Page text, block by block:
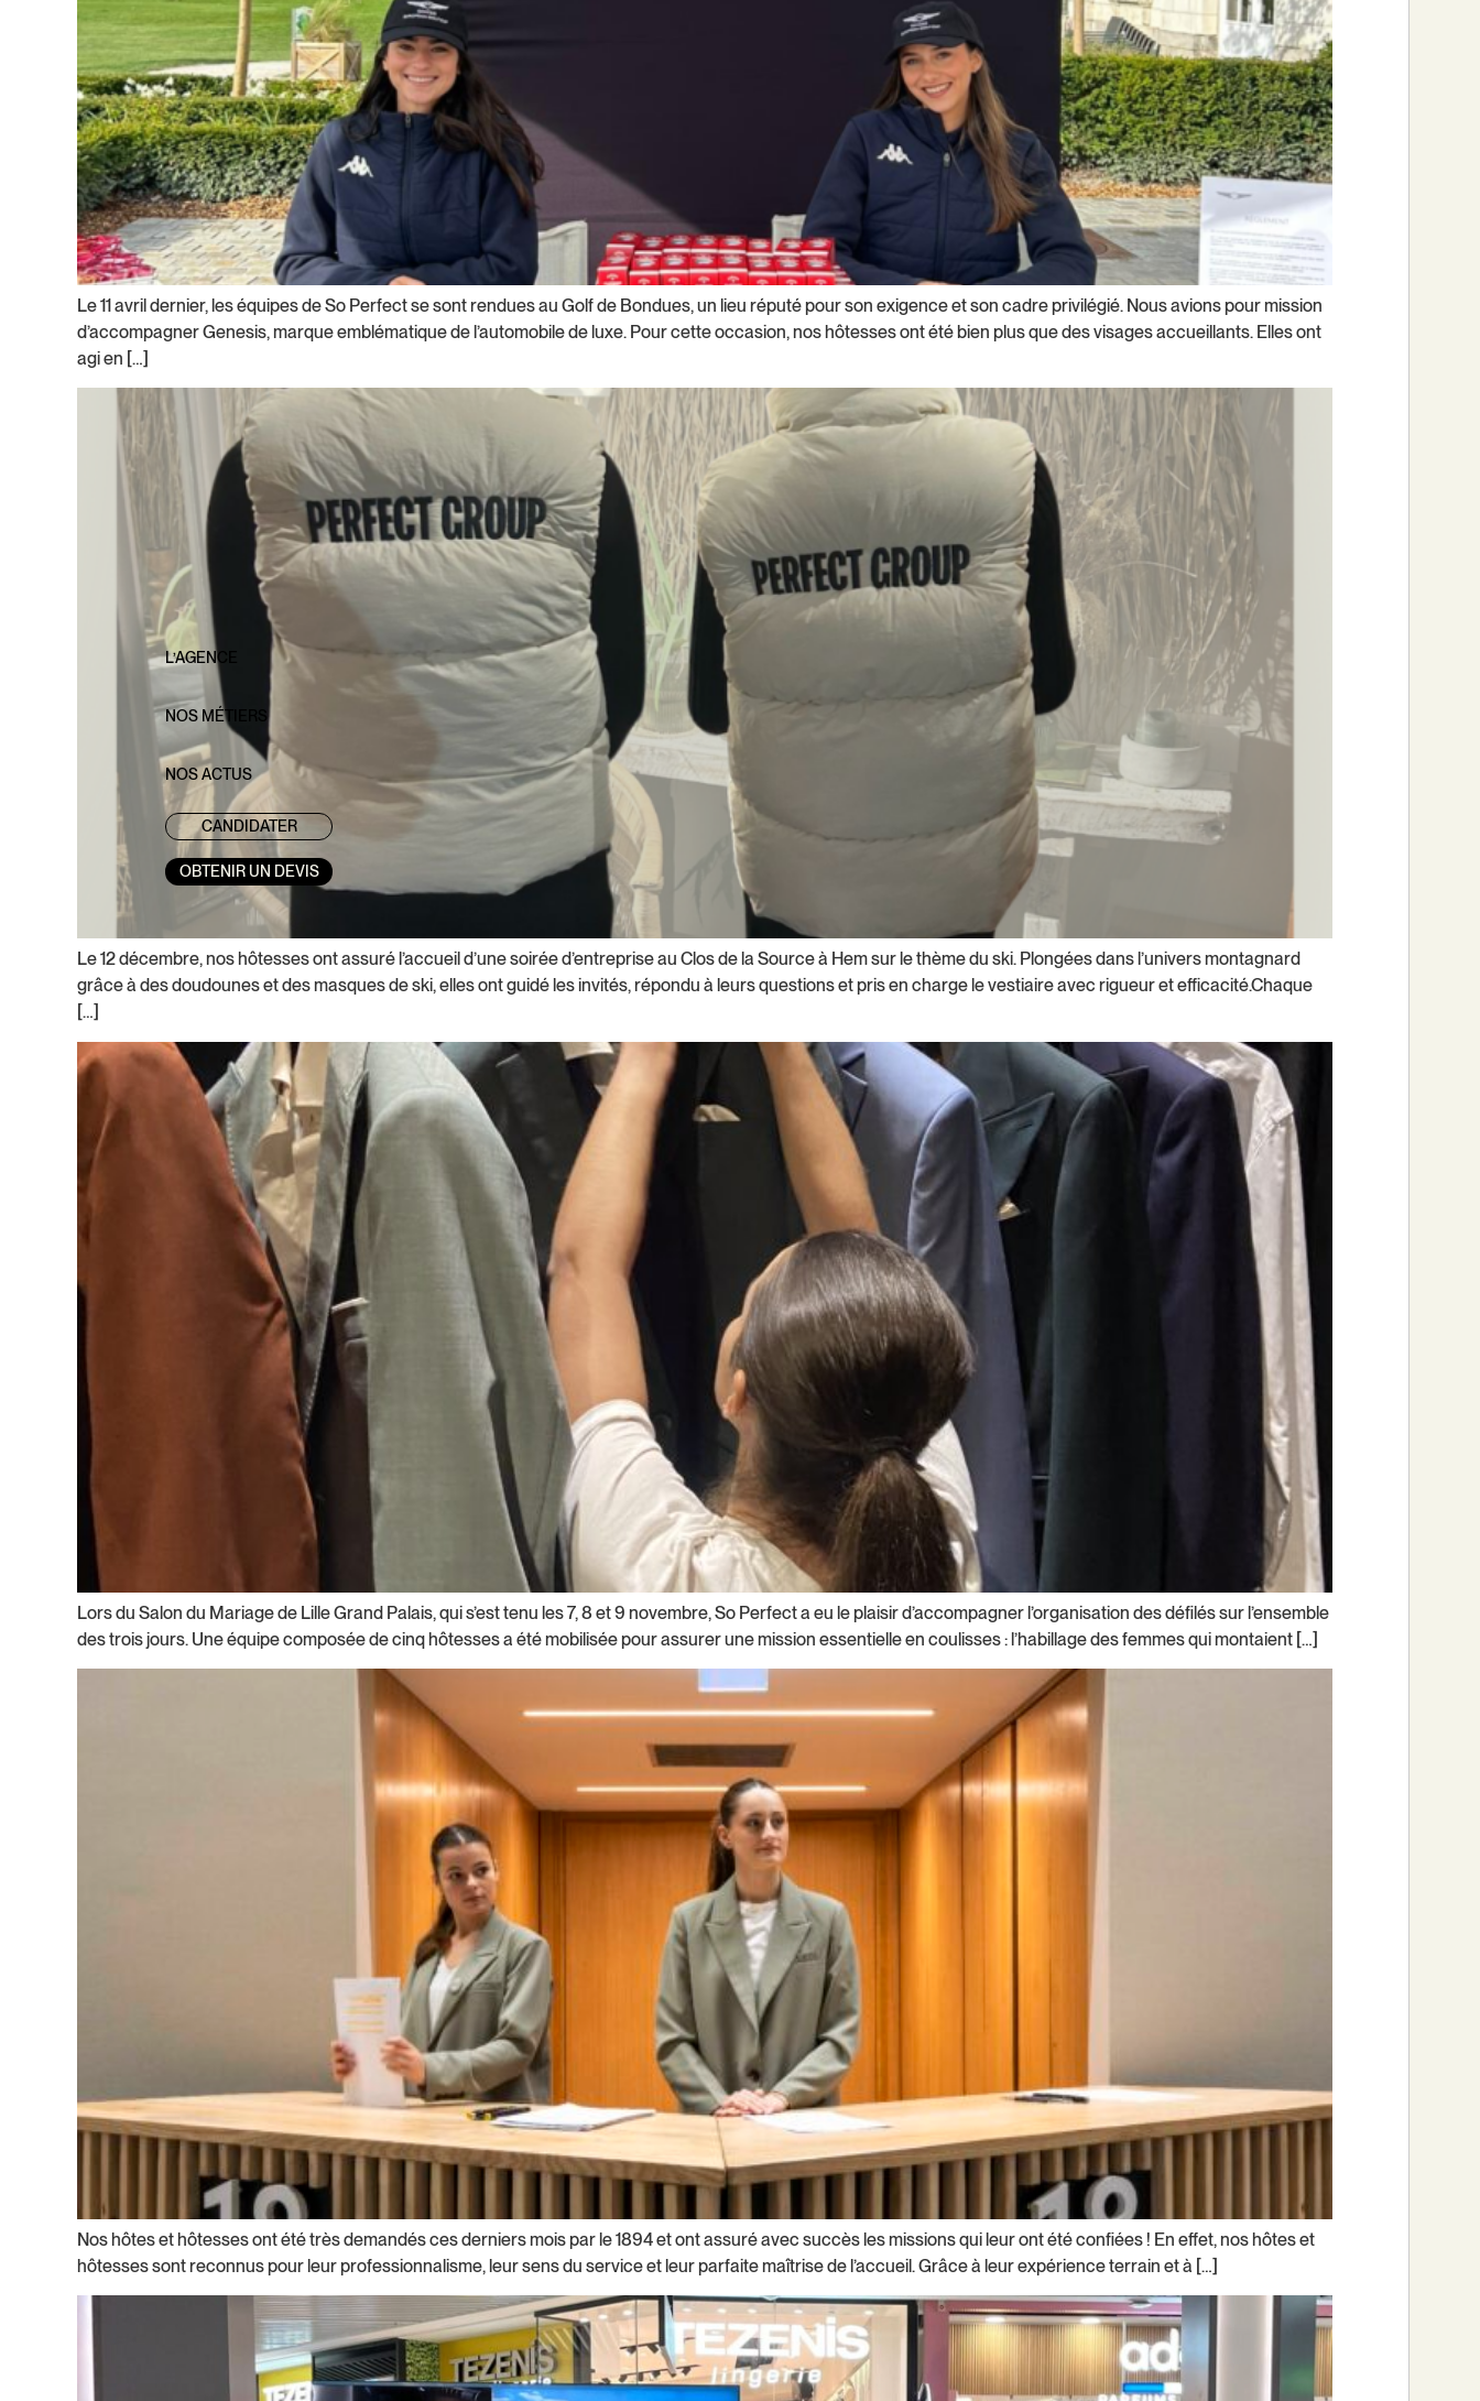
L’AGENCE
NOS MÉTIERS
NOS ACTUS
CANDIDATER
OBTENIR UN DEVIS
Le 11 avril dernier, les équipes de So Perfect se sont rendues au Golf de Bondues, un lieu réputé pour son exigence et son cadre privilégié. Nous avions pour mission
d’accompagner Genesis, marque emblématique de l’automobile de luxe. Pour cette occasion, nos hôtesses ont été bien plus que des visages accueillants. Elles ont
agi en […]
Le 12 décembre, nos hôtesses ont assuré l’accueil d’une soirée d’entreprise au Clos de la Source à Hem sur le thème du ski. Plongées dans l’univers montagnard
grâce à des doudounes et des masques de ski, elles ont guidé les invités, répondu à leurs questions et pris en charge le vestiaire avec rigueur et efficacité.Chaque
[…]
Lors du Salon du Mariage de Lille Grand Palais, qui s’est tenu les 7, 8 et 9 novembre, So Perfect a eu le plaisir d’accompagner l’organisation des défilés sur l’ensemble
des trois jours. Une équipe composée de cinq hôtesses a été mobilisée pour assurer une mission essentielle en coulisses : l’habillage des femmes qui montaient […]
Nos hôtes et hôtesses ont été très demandés ces derniers mois par le 1894 et ont assuré avec succès les missions qui leur ont été confiées ! En effet, nos hôtes et
hôtesses sont reconnus pour leur professionnalisme, leur sens du service et leur parfaite maîtrise de l’accueil. Grâce à leur expérience terrain et à […]